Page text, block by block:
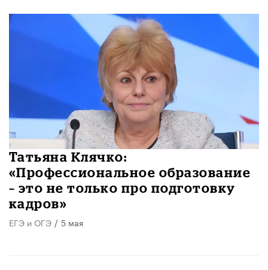
​Татьяна Клячко:
«Профессиональное образование
– это не только про подготовку
кадров»
ЕГЭ и ОГЭ / 5 мая